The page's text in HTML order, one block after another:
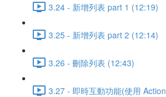
3.24 - 新增列表 part 1 (12:19)
3.25 - 新增列表 part 2 (12:14)
3.26 - 刪除列表 (12:43)
3.27 - 即時互動功能(使用